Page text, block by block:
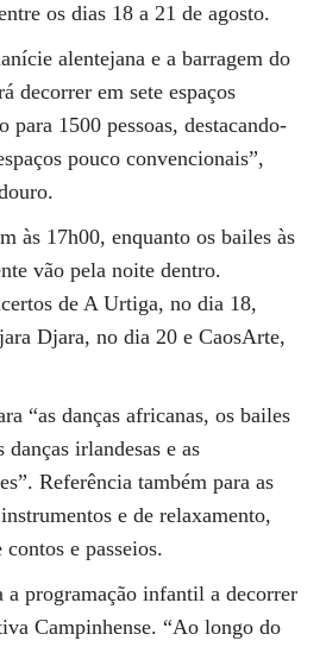
os dias 18 a 21 de agosto.
alentejana e a barragem do
decorrer em sete espaços
para 1500 pessoas, destacando-
pouco convencionais”,
às 17h00, enquanto os bailes às
vão pela noite dentro.
de A Urtiga, no dia 18,
Djara, no dia 20 e CaosArte,
“as danças africanas, os bailes
irlandesas e as
Referência também para as
e de relaxamento,
contos e passeios.
a programação infantil a decorrer
Campinhense. “Ao longo do